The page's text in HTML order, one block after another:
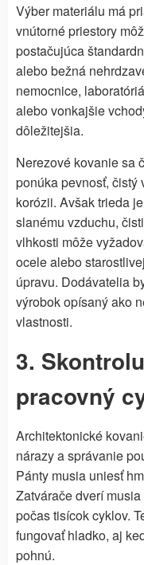
Výber materiálu má
vnútorné priestory
postačujúca
alebo bežná
nemocnice,
alebo vonkajšie
dôležitejšia.
Nerezové kovanie sa
ponúka pevnosť, čistý
korózii. Avšak trieda
slanému vzduchu,
vlhkosti môže
ocele alebo
úpravu. Dodávatelia
výrobok opísaný ako
vlastnosti.
3.
pracovný
Architektonické
nárazy a správanie
Pánty musia uniesť
Zatvárače dverí
počas tisícok cyklov.
fungovať hladko, aj
pohnú.